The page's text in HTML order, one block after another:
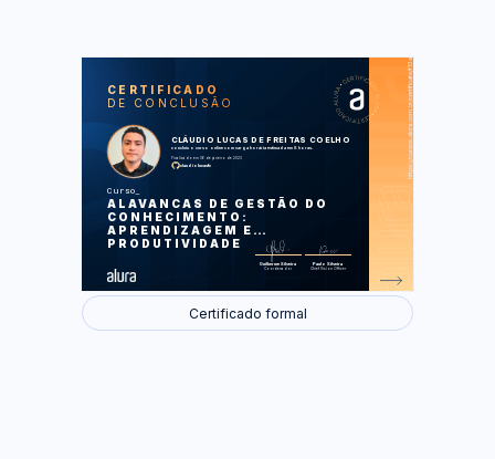
CERTIFICADO
DE CONCLUSÃO
CLÁUDIO LUCAS DE FREITAS COELHO
concluiu o curso online com carga horária estimada em 8 horas.
Finalizado em 06 de janeiro de 2023
claudiolucasfc
Curso
ALAVANCAS DE GESTÃO DO
CONHECIMENTO:
APRENDIZAGEM E
PRODUTIVIDADE
Guilherme Silveira
Coordenador
Paulo Silveira
Chief Vision Officer
https://cursos.alura.com.br/certificate/f13a8bd8-751c-41f2-a608-7ef58872e365
LAS
Introdução
As cinco disciplinas de Peter Senge
Ferramentas e práticas de gestão
Foram feitas 50 de 50 atividades.
Certificado formal